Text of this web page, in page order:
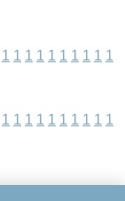
1 1 1 1 1 1 1 1 1 1
1 1 1 1 1 1 1 1 1 1